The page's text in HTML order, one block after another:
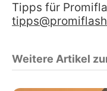
Tipps für
Weitere Artikel